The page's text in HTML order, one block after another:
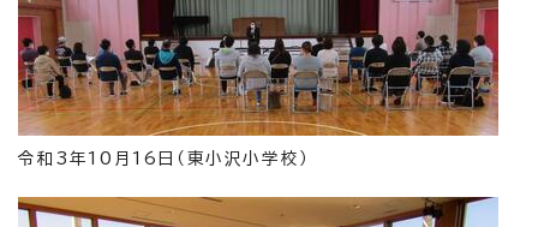
令和3年10月16日（東小沢小学校）